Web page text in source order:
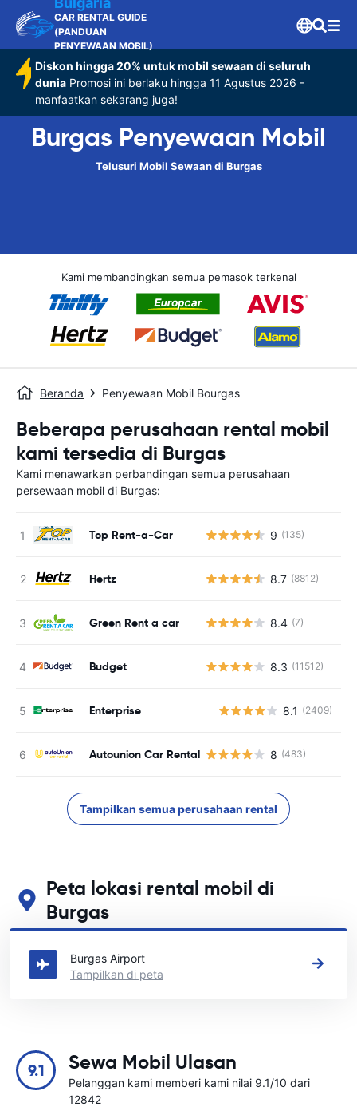
CAR RENTAL GUIDE
(PANDUAN
PENYEWAAN MOBIL)
Diskon hingga 20% untuk mobil sewaan di seluruh
dunia Promosi ini berlaku hingga 11 Agustus 2026 -
manfaatkan sekarang juga!
Burgas Penyewaan Mobil
Telusuri Mobil Sewaan di Burgas
Kami membandingkan semua pemasok terkenal
Beranda Penyewaan Mobil Bourgas
Beberapa perusahaan rental mobil
kami tersedia di Burgas
Kami menawarkan perbandingan semua perusahaan
persewaan mobil di Burgas:
Top Rent-a-Car 9 (135)
Hertz 8.7 (8812)
Green Rent a car 8.4 (7)
Budget 8.3 (11512)
Enterprise 8.1 (2409)
Autounion Car Rental 8 (483)
Tampilkan semua perusahaan rental
Peta lokasi rental mobil di
Burgas
Lihat lokasi persewaan mobil utama kami di Burgas
Burgas Airport
Tampilkan di peta
9.1 Sewa Mobil Ulasan
Pelanggan kami memberi kami nilai 9.1/10 dari
12842